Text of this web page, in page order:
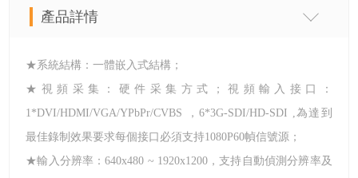
產品詳情
★系統結構：一體嵌入式結構；
★視頻采集：硬件采集方式；視頻輸入接口：
1*DVI/HDMI/VGA/YPbPr/CVBS ，6*3G-SDI/HD-SDI ,為達到
最佳錄制效果要求每個接口必須支持1080P60幀信號源；
★輸入分辨率：640x480 ~ 1920x1200，支持自動偵測分辨率及